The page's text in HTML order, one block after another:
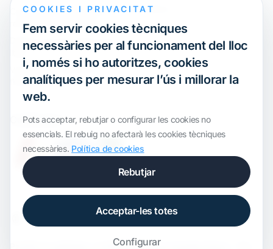
Compliment internacional i
reorganització de grups
Defensa davant inspeccions i
litigis
Valoracions i operacions
financeres
Webinar
Certification
, modificada perALS Transfer Pricing
COOKIES I PRIVACITAT
Fem servir cookies tècniques
necessàries per al funcionament del lloc
i, només si ho autoritzes, cookies
analítiques per mesurar l’ús i millorar la
web.
Pots acceptar, rebutjar o configurar les cookies no
essencials. El rebuig no afectarà les cookies tècniques
necessàries. Política de cookies
Rebutjar
Acceptar-les totes
Configurar